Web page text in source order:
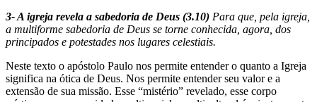
3- A igreja revela a sabedoria de Deus (3.10) Para que, pela igreja,
a multiforme sabedoria de Deus se torne conhecida, agora, dos
principados e potestades nos lugares celestiais.
Neste texto o apóstolo Paulo nos permite entender o quanto a Igreja
significa na ótica de Deus. Nos permite entender seu valor e a
extensão de sua missão. Esse “mistério” revelado, esse corpo